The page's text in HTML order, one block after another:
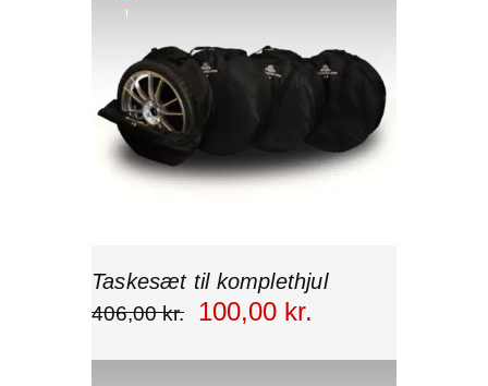
!
Taskesæt til komplethjul
406,00 kr. 100,00 kr.